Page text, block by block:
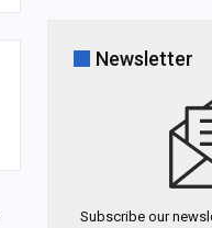
Newsletter
Subscribe our